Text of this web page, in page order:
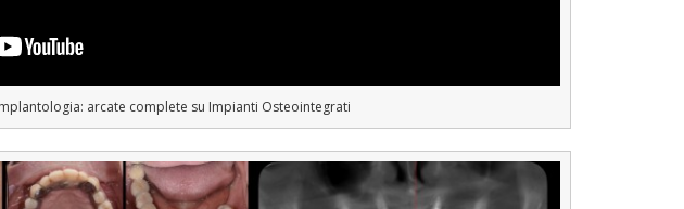
arcate complete su Impianti Osteointegrati